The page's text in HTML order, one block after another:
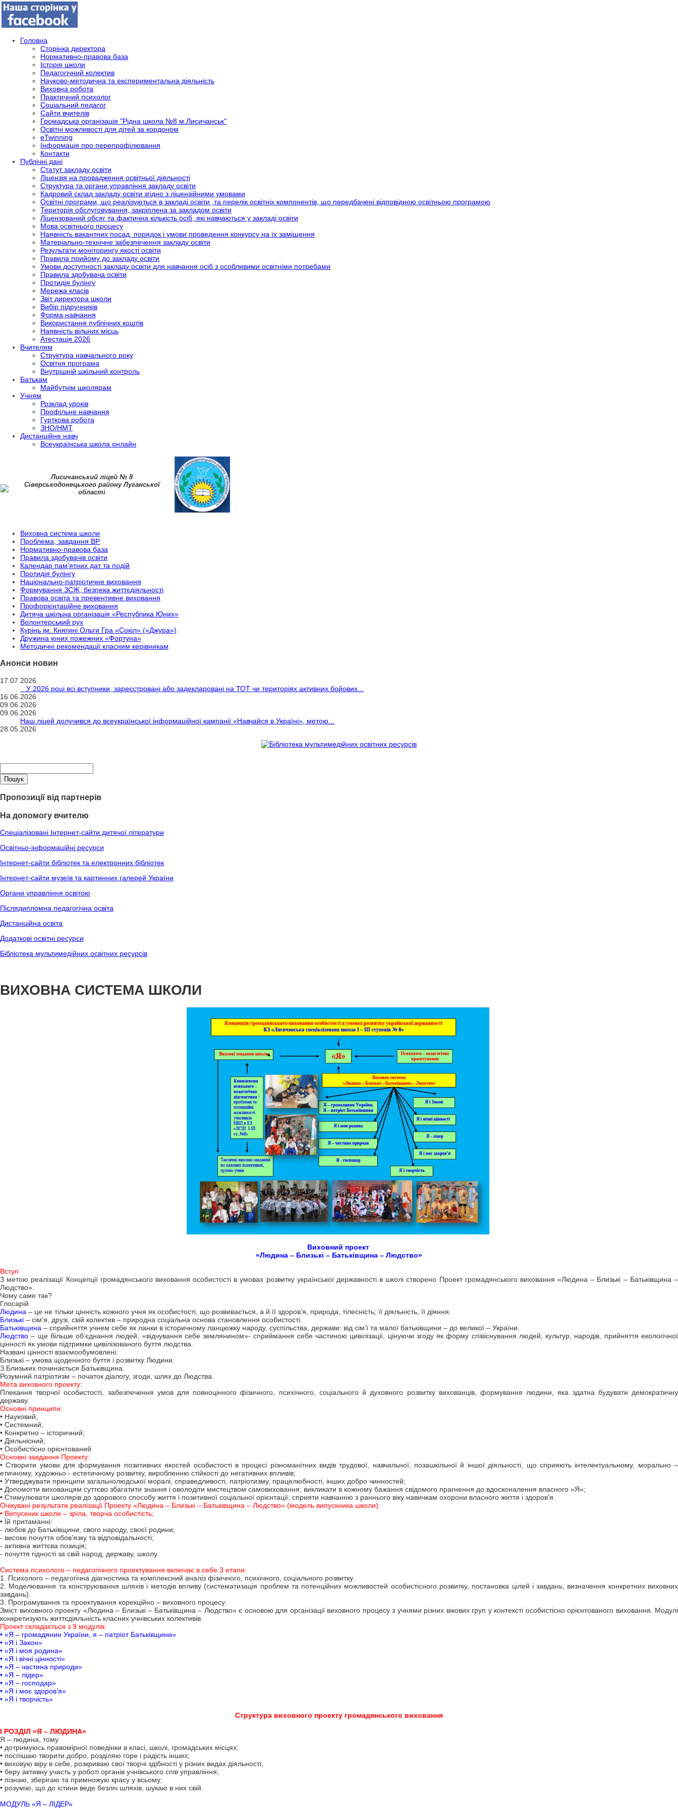
Головна
Сторінка директора
Нормативно-правова база
Історія школи
Педагогічний колектив
Науково-методична та експериментальна діяльність
Виховна робота
Практичний психолог
Соціальний педагог
Сайти вчителів
Громадська організація "Рідна школа №8 м.Лисичанськ"
Освітні можливості для дітей за кордоном
eTwinning
Інформація про перепрофілювання
Контакти
Публічні дані
Статут закладу освіти
Ліцензія на провадження освітньої діяльності
Структура та органи управління закладу освіти
Кадровий склад закладу освіти згідно з ліцензійними умовами
Освітні програми, що реалізуються в закладі освіти, та перелік освітніх компонентів, що передбачені відповідною освітньою програмою
Територія обслуговування, закріплена за закладом освіти
Ліцензований обсяг та фактична кількість осіб, які навчаються у закладі освіти
Мова освітнього процесу
Наявність вакантних посад, порядок і умови проведення конкурсу на їх заміщення
Матеріально-технічне забезпечення закладу освіти
Результати моніторингу якості освіти
Правила прийому до закладу освіти
Умови доступності закладу освіти для навчання осіб з особливими освітніми потребами
Правила здобувача освіти
Протидія булінгу
Мережа класів
Звіт директора школи
Вибір підручників
Форма навчання
Використання публічних коштів
Наявність вільних місць
Атестація 2026
Вчителям
Структура навчального року
Освітня програма
Внутрішній шкільний контроль
Батькам
Майбутнім школярам
Учням
Розклад уроків
Профільне навчання
Гурткова робота
ЗНО/НМТ
Дистанційне навч
Всеукраїнська школа онлайн
Лисичанський ліцей № 8
Сіверськодонецького району Луганської
області
Виховна система школи
Проблема, завдання ВР
Нормативно-правова база
Правила здобувачів освіти
Календар пам'ятних дат та подій
Протидія булінгу
Національно-патріотичне виховання
Формування ЗСЖ, безпека життєдіяльності
Правова освіта та превентивне виховання
Профорієнтаційне виховання
Дитяча шкільна організація «Республика Юних»
Волонтерський рух
Курінь ім. Княгині Ольги Гра «Сокіл» («Джура»)
Дружина юних пожежних «Фортуна»
Методичні рекомендації класним керівникам
Анонси новин
17.07.2026
У 2026 році всі вступники, зареєстровані або задекларовані на ТОТ чи територіях активних бойових...
16.06.2026
09.06.2026
09.06.2026
Наш ліцей долучився до всеукраїнської інформаційної кампанії «Навчайся в Україні», метою...
28.05.2026
Пропозиції від партнерів
На допомогу вчителю
Спеціалізовані Інтернет-сайти дитячої літератури
Освітньо-інформаційні ресурси
Інтернет-сайти бібліотек та електронних бібліотек
Інтернет-сайти музеїв та картинних галерей України
Органи управління освітою
Післядипломна педагогічна освіта
Дистанційна освіта
Додаткові освітні ресурси
Бібліотека мультимедійних освітних ресурсів
ВИХОВНА СИСТЕМА ШКОЛИ
Виховний проект
«Людина – Близькі – Батьківщина – Людство»
Вступ
З метою реалізації Концепції громадянського виховання особистості в умовах розвитку української державності в школі створено Проект громадянського виховання «Людина – Близькі – Батьківщина –
Людство».
Чому саме так?
Глосарій
Людина – це не тільки цінність кожного учня як особистості, що розвивається, а й її здоров’я, природа, тілесність; її діяльність, її діяння.
Близькі – сім’я, друзі, свій колектив – природна соціальна основа становлення особистості.
Батьківщина – сприйняття учнем себе як ланки в історичному ланцюжку народу, суспільства, держави: від сім’ї та малої батьківщини – до великої – України.
Людство – ще більше об’єднання людей; «відчування себе землянином»- сприймання себе частиною цивілізації, цінуючи згоду як форму співіснування людей, культур, народів, прийняття екологічної
цінності як умови підтримки цивілізованого буття людства.
Названі цінності взаємообумовлені:
Близькі – умова щоденного буття і розвитку Людини.
З Близьких починається Батьківщина.
Розумний патріотизм – початок діалогу, згоди, шлях до Людства.
Мета виховного проекту:
Плекання творчої особистості, забезпечення умов для повноцінного фізичного, психічного, соціального й духовного розвитку вихованців, формування людини, яка здатна будувати демократичну
державу.
Основні принципи:
• Науковий;
• Системний;
• Конкретно – історичний;
• Діяльнісний;
• Особистісно орієнтований
Основні завдання Проекту:
• Створити умови для формування позитивних якостей особистості в процесі різноманітних видів трудової, навчальної, позашкільної й іншої діяльності, що сприяють інтелектуальному, морально –
етичному, художньо - естетичному розвитку, виробленню стійкості до негативних впливів;
• Утверджувати принципи загальнолюдської моралі, справедливості, патріотизму, працелюбності, інших добро чинностей;
• Допомогти вихованцям суттєво збагатити знання і оволодіти мистецтвом самовиховання; викликати в кожному бажання свідомого прагнення до вдосконалення власного «Я»;
• Стимулювати школярів до здорового способу життя і позитивної соціальної орієнтації, сприяти навчанню з раннього віку навичкам охорони власного життя і здоров’я.
Очікувані результати реалізації Проекту «Людина – Близькі – Батьківщина – Людство» (модель випускника школи):
• Випускник школи – зріла, творча особистість;
• Їй притаманні:
- любов до Батьківщини, свого народу, своєї родини;
- високе почуття обов’язку та відповідальності;
- активна життєва позиція;
- почуття гідності за свій народ, державу, школу.
Система психолого – педагогічного проектування включає в себе 3 етапи:
1. Психолого – педагогічна діагностика та комплексний аналіз фізичного, психічного, соціального розвитку.
2. Моделювання та конструювання шляхів і методів впливу (систематизація проблем та потенційних можливостей особистісного розвитку, постановка цілей і завдань, визначення конкретних виховних
завдань).
3. Програмування та проектування корекційно – виховного процесу.
Зміст виховного проекту «Людина – Близькі – Батьківщина – Людство» є основою для організації виховного процесу з учнями різних вікових груп у контексті особистісно орієнтованого виховання. Модулі
конкретизують життєдіяльність класних учнівських колективів.
Проект складається з 9 модулів:
• «Я – громадянин України, я – патріот Батьківщини»
• «Я і Закон»
• «Я і моя родина»
• «Я і вічні цінності»
• «Я – частина природи»
• «Я – лідер»
• «Я – господар»
• «Я і моє здоров’я»
• «Я і творчість»
Структура виховного проекту громадянського виховання
I РОЗДІЛ «Я – ЛЮДИНА»
Я – людина, тому
• дотримуюсь правомірної поведінки в класі, школі, громадських місцях;
• поспішаю творити добро, розділяю горе і радість інших;
• виховую віру в себе, розкриваю свої творчі здібності у різних видах діяльності;
• беру активну участь у роботі органів учнівського спів управління;
• пізнаю, зберігаю та примножую красу у всьому;
• розумію, що до істини веде безліч шляхів, шукаю в них свій.
МОДУЛЬ «Я – ЛІДЕР»